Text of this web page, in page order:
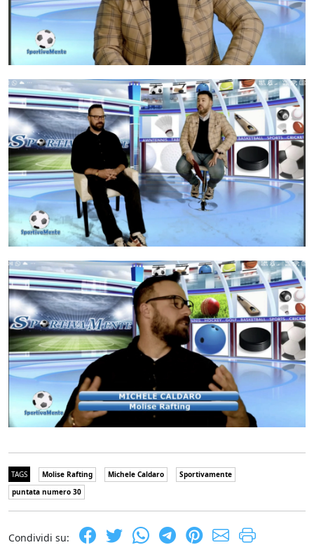
TAGS Molise Rafting Michele Caldaro
Sportivamente
puntata numero 30
Condividi su: